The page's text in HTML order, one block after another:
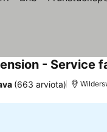
- Service
(663 arviota)